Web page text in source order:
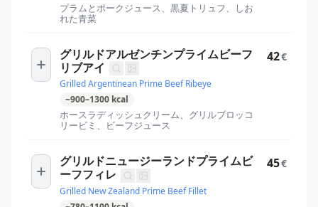
プラムとポークジュース、黒夏トリュフ、しお
れた青菜
グリルドアルゼンチンプライムビーフ
リブアイ
Grilled Argentinean Prime Beef Ribeye
~900–1300 kcal
ホースラディッシュクリーム、グリルブロッコ
リービミ、ビーフジュース
42€
グリルドニュージーランドプライムビ
ーフフィレ
Grilled New Zealand Prime Beef Fillet
45€